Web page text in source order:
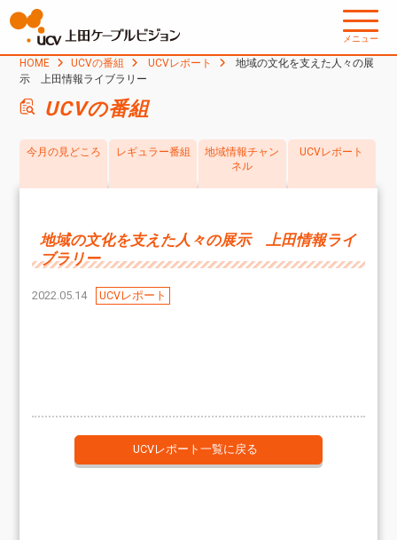
メニュー
HOME UCVの番組 UCVレポート
地域の文化を支えた人々の展
示 上田情報ライブラリー
UCVの番組
今月の見どころ レギュラー番組
地域情報チャン
ネル
UCVレポート
地域の文化を支えた人々の展示 上田情報ライ
ブラリー
2022.05.14 UCVレポート
UCVレポート一覧に戻る